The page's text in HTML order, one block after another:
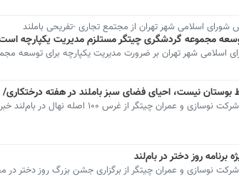
شورای اسلامی شهر تهران از مجتمع تجاری -تفریحی باملند
مجموعه گردشگری چیتگر مستلزم مدیریت یکپارچه
اسلامی شهر تهران بر ضرورت مدیریت یکپارچه برای توسعه
نیست، احیای فضای سبز باملند در هفته درختکاری/ غرس ۱۰۰ اصله نهال در
و عمران چیتگر از غرس ۱۰۰ اصله نهال در بام‌لند خبر داد و تاکید کرد که…
برنامه روز دختر در بام‌لند
نوسازی و عمران چیتگر از برگزاری جشن بزرگ روز دختر در